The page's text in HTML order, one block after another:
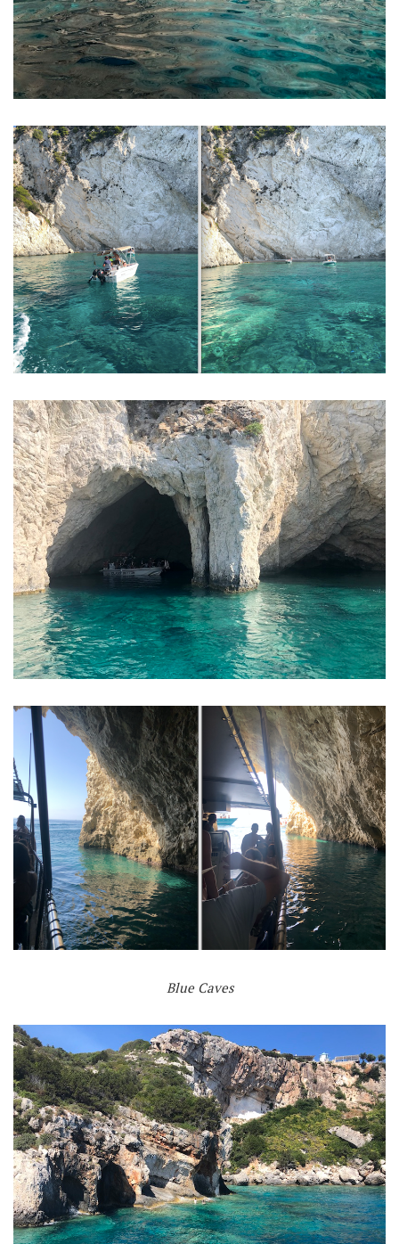
Blue Caves